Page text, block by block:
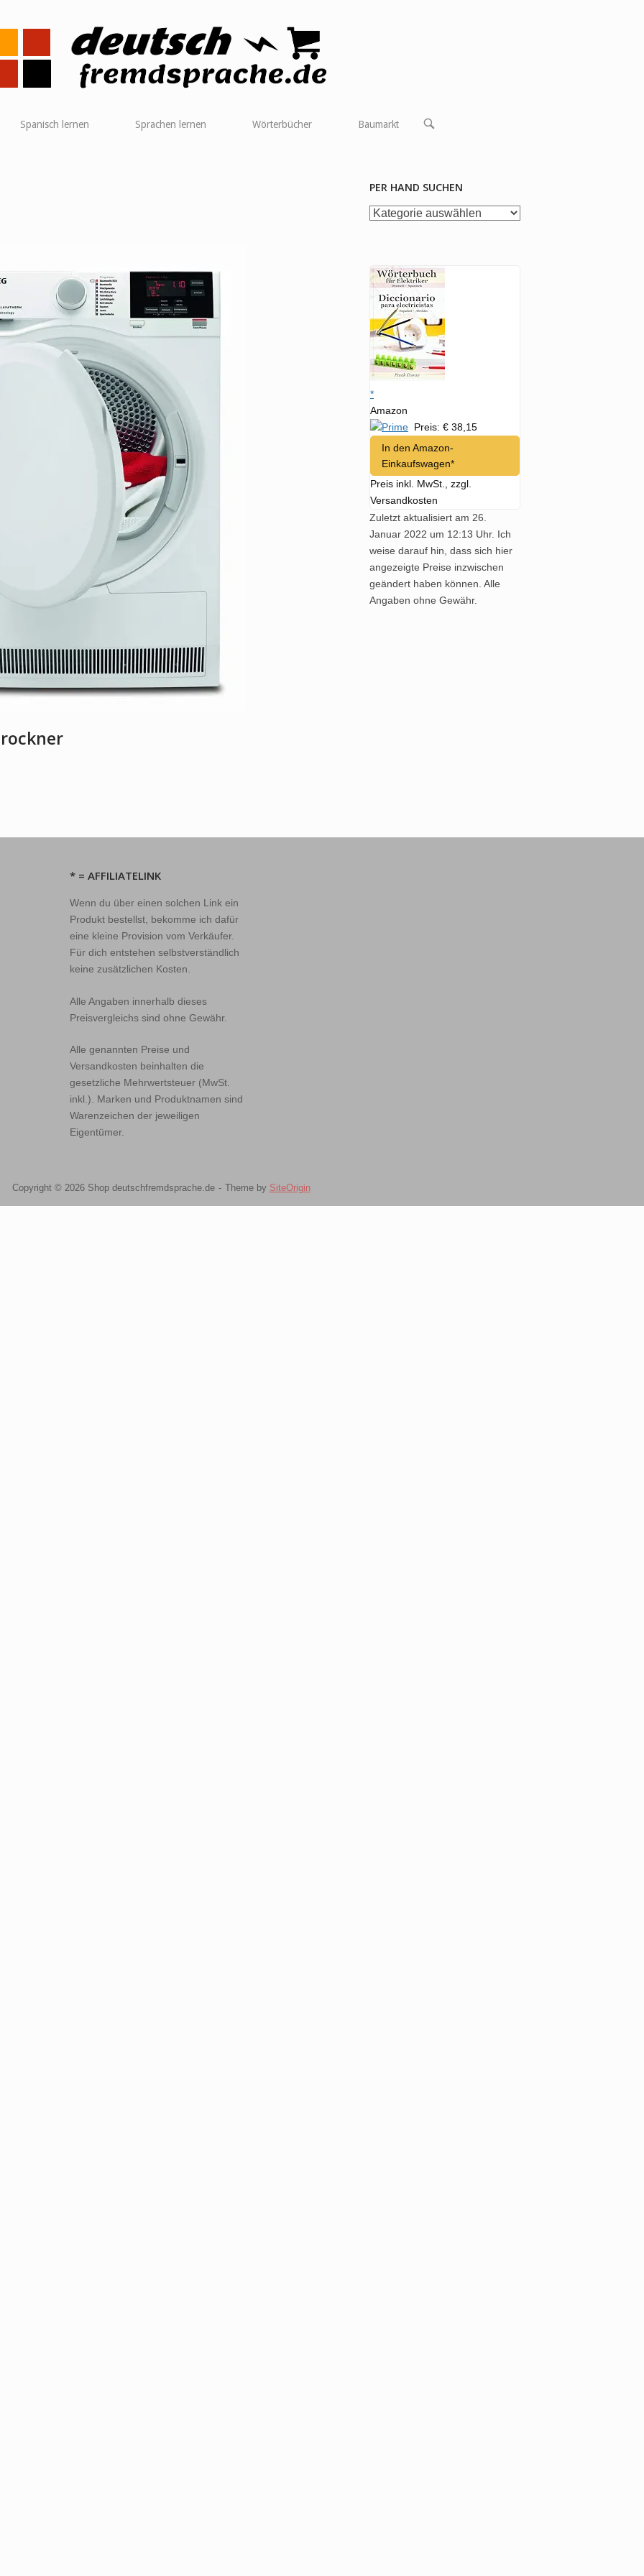
Spanisch lernen Sprachen lernen Wörterbücher Baumarkt
OPEN
PER HAND SUCHEN
per
*
Amazon
Preis: € 38,15
In den Amazon-
Einkaufswagen*
Preis inkl. MwSt., zzgl.
Versandkosten
Zuletzt aktualisiert am 26.
Januar 2022 um 12:13 Uhr. Ich
weise darauf hin, dass sich hier
angezeigte Preise inzwischen
geändert haben können. Alle
Angaben ohne Gewähr.
* = AFFILIATELINK
Wenn du über einen solchen Link ein
Produkt bestellst, bekomme ich dafür
eine kleine Provision vom Verkäufer.
Für dich entstehen selbstverständlich
keine zusätzlichen Kosten.
Alle Angaben innerhalb dieses
Preisvergleichs sind ohne Gewähr.
Alle genannten Preise und
Versandkosten beinhalten die
gesetzliche Mehrwertsteuer (MwSt.
inkl.). Marken und Produktnamen sind
Warenzeichen der jeweiligen
Eigentümer.
Copyright © 2026 Shop deutschfremdsprache.de Theme by SiteOrigin